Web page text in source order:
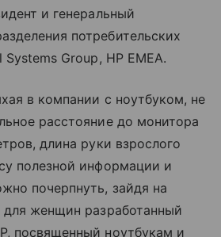
и генеральный
потребительских
Group, HP EMEA.
в компании с ноутбуком, не
расстояние до монитора
длина руки взрослого
полезной информации и
почерпнуть, зайдя на
для женщин разработанный
посвященный ноутбукам и